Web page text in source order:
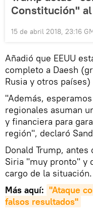
Constitución"
15 de abril 2018, 23:16
Añadió que EEUU
completo a Daesh
Rusia y otros
"Además,
regionales asuman
y financiera para
región", declaró
Donald Trump,
Siria "muy pronto" y
cargo de la situación.
Más aquí: "Ataque
falsos resultados"